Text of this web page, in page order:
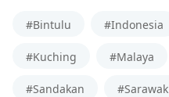
#Bintulu #Indonesia
#Kuching #Malaya
#Sandakan #Sarawak